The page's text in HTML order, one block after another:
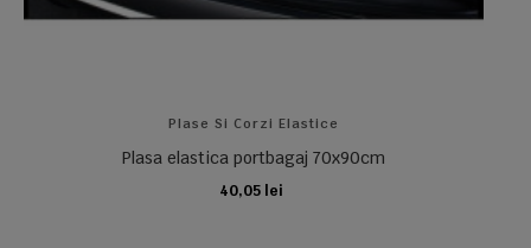
Plase Si Corzi Elastice
Plasa elastica portbagaj 70x90cm
40,05 lei
ADAUGA IN COS